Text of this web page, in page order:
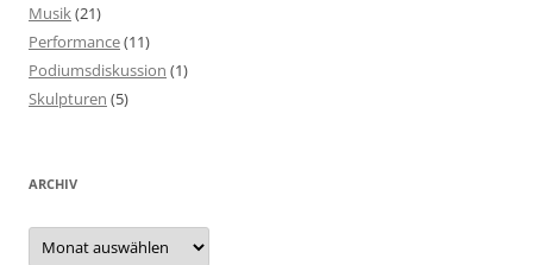
Musik(21)
Performance(11)
Podiumsdiskussion (1)
Skulpturen (5)
ARCHIV
Archiv